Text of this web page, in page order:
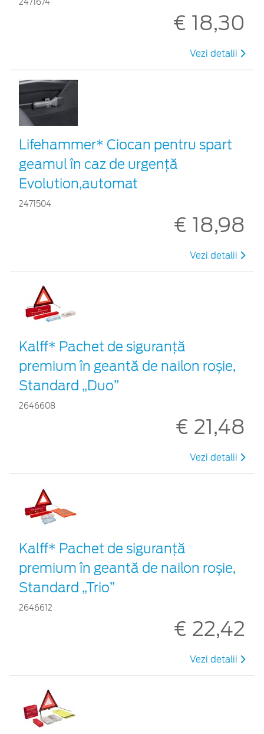
2471674
€ 18,30
Vezi detalii
Lifehammer* Ciocan pentru spart
geamul în caz de urgenţă
Evolution,automat
2471504
€ 18,98
Vezi detalii
Kalff* Pachet de siguranţă
premium în geantă de nailon roșie,
Standard „Duo”
2646608
€ 21,48
Vezi detalii
Kalff* Pachet de siguranţă
premium în geantă de nailon roșie,
Standard „Trio”
2646612
€ 22,42
Vezi detalii